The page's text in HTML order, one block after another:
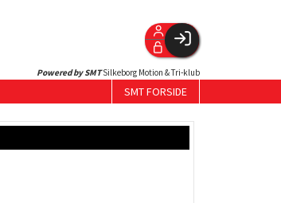
Powered by SMTSilkeborg Motion & Tri-klub
SMT FORSIDE
Glemt password